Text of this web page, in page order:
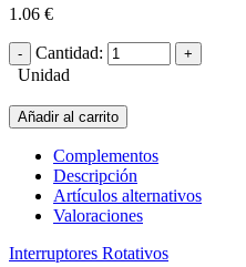
1.06 €
Cantidad:
Unidad
Añadir al carrito
Complementos
Descripción
Artículos alternativos
Valoraciones
Interruptores Rotativos